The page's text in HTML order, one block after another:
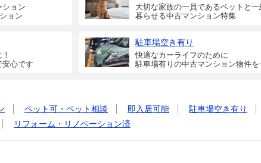
ション
ョン
大切な家族の一員であるペットと一
暮らせる中古マンション特集
心です
駐車場空き有り
快適なカーライフのために
駐車場有りの中古マンション物件を
ペット可・ペット相談 即入居可能
駐車場空き有り
リフォーム・リノベーション済